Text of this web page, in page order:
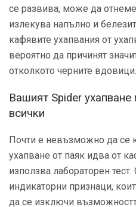
се развива, може да
излекува напълно и
кафявите ухапвания от
вероятно да причинят
отколкото черните вдовици.
Вашият Spider
всички
Почти е невъзможно да се
ухапване от паяк идва от
използва лабораторен
индикаторни признаци,
да се изключи